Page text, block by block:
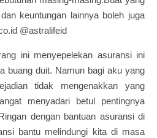
keuntungan lainnya boleh juga
@astralifeid
ini menyepelekan asuransi ini
buang duit. Namun bagi aku yang
tidak mengenakkan yang
menyadari betul pentingnya
dengan bantuan asuransi di
bantu melindungi kita di masa